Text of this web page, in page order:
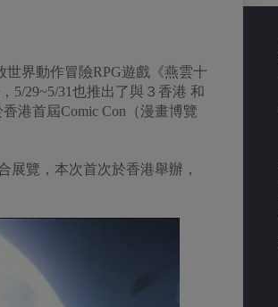
世界動作冒險RPG遊戲《燕雲十
5/29~5/31也推出了與３香港 和
港首屆Comic Con（漫畫博覽
展覽，本次首次於香港舉辦，